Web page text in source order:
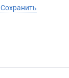
Сохранить